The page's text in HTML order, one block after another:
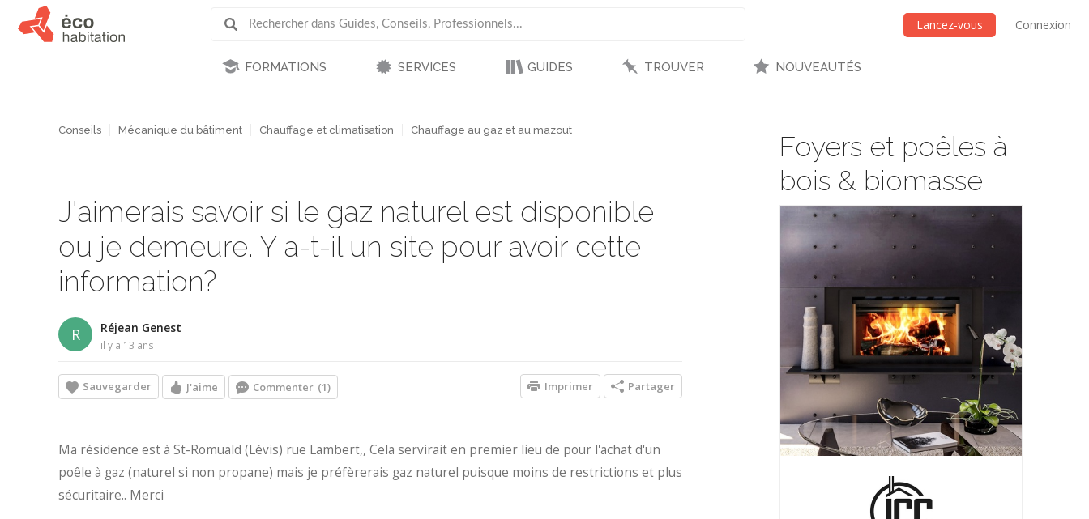
Lancez-vous Connexion
FORMATIONS SERVICES GUIDES TROUVER NOUVEAUTÉS
Foyers et poêles à
bois & biomasse
Conseils Mécanique du bâtiment Chauffage et climatisation Chauffage au gaz et au mazout
J'aimerais savoir si le gaz naturel est disponible
ou je demeure. Y a-t-il un site pour avoir cette
information?
R Réjean Genest
il y a 13 ans
Sauvegarder J'aime Commenter (1) Partager
Imprimer
Ma résidence est à St-Romuald (Lévis) rue Lambert,, Cela servirait en premier lieu de pour l'achat d'un
poêle à gaz (naturel si non propane) mais je préfèrerais gaz naturel puisque moins de restrictions et plus
sécuritaire.. Merci